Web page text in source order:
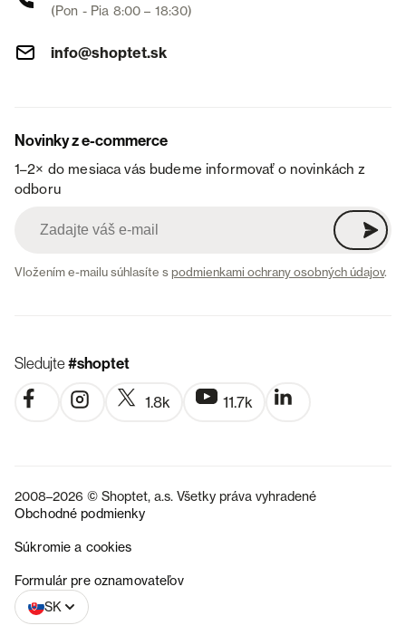
(Pon - Pia 8:00 – 18:30)
info@shoptet.sk
Novinky z e-commerce
1–2× do mesiaca vás budeme informovať o novinkách z
odboru
Vložením e-mailu súhlasíte spodmienkami ochrany osobných údajov.
Sledujte#shoptet
1.8k 11.7k
2008–2026 © Shoptet, a.s. Všetky práva vyhradené
Obchodné podmienky
Súkromie a cookies
Formulár pre oznamovateľov
SK